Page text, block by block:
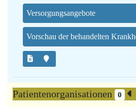
Versorgungsangebote
Vorschau der behandelten
Patientenorganisationen 0